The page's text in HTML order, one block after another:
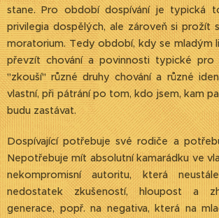
stane. Pro období dospívání je typická
privilegia dospělých, ale zároveň si prožít
moratorium. Tedy období, kdy se mladým
převzít chování a povinnosti typické
"zkouší" různé druhy chování a různé
vlastní, při pátrání po tom, kdo jsem, kam
budu zastávat.
Dospívající potřebuje své rodiče a
Nepotřebuje mít absolutní kamarádku ve
nekompromisní autoritu, která
nedostatek zkušeností, hloupost a
generace, popř. na negativa, která na